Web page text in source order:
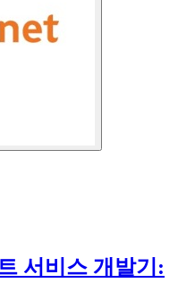
서비스 개발기: